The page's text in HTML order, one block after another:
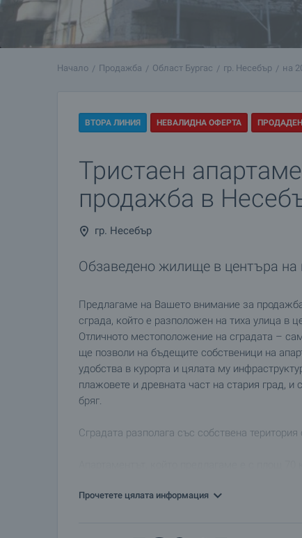
Начало Продажба Област Бургас гр. Несебър на
ВТОРА ЛИНИЯ НЕВАЛИДНА ОФЕРТА ПРОДАДЕН
Тристаен
продажба в
гр. Несебър
Обзаведено жилище в центъра на
Предлагаме на Вашето внимание за
сграда, който е разположен на тиха улица в
Отличното местоположение на сградата –
ще позволи на бъдещите собственици на
удобства в курорта и цялата му
плажовете и древната част на стария град,
бряг.
Сградата разполага със собствена
Прочетете цялата информация